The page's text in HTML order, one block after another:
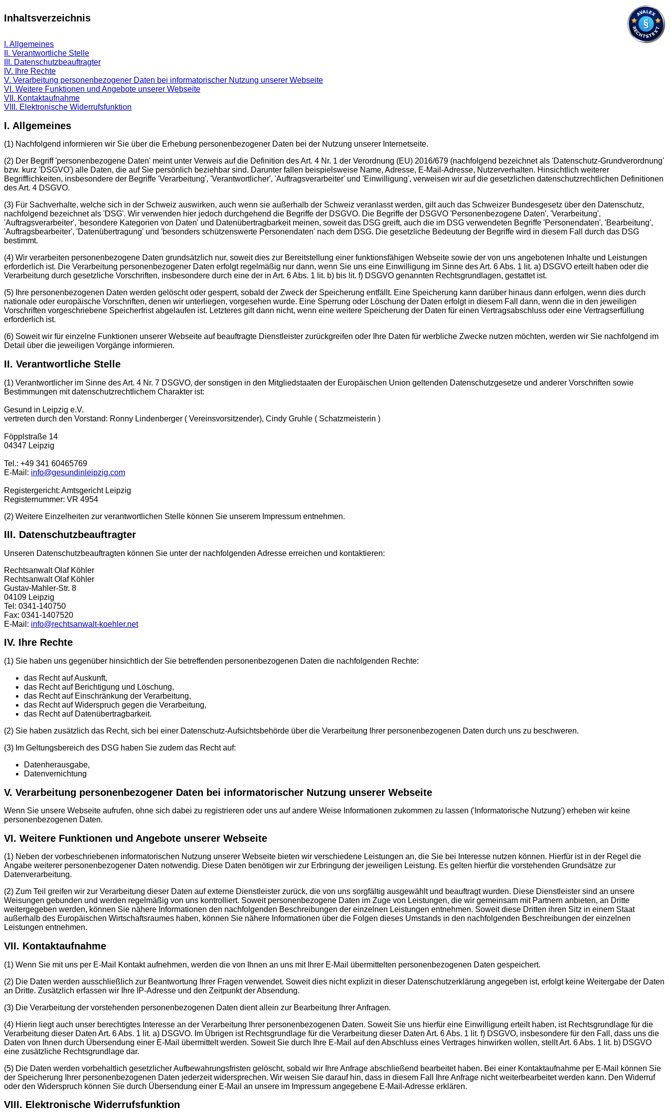
Inhaltsverzeichnis
I. Allgemeines
II. Verantwortliche Stelle
III. Datenschutzbeauftragter
IV. Ihre Rechte
V. Verarbeitung personenbezogener Daten bei informatorischer Nutzung unserer Webseite
VI. Weitere Funktionen und Angebote unserer Webseite
VII. Kontaktaufnahme
VIII. Elektronische Widerrufsfunktion
I. Allgemeines
(1) Nachfolgend informieren wir Sie über die Erhebung personenbezogener Daten bei der Nutzung unserer Internetseite.
(2) Der Begriff 'personenbezogene Daten' meint unter Verweis auf die Definition des Art. 4 Nr. 1 der Verordnung (EU) 2016/679 (nachfolgend bezeichnet als 'Datenschutz-Grundverordnung'
bzw. kurz 'DSGVO') alle Daten, die auf Sie persönlich beziehbar sind. Darunter fallen beispielsweise Name, Adresse, E-Mail-Adresse, Nutzerverhalten. Hinsichtlich weiterer
Begrifflichkeiten, insbesondere der Begriffe 'Verarbeitung', 'Verantwortlicher', 'Auftragsverarbeiter' und 'Einwilligung', verweisen wir auf die gesetzlichen datenschutzrechtlichen Definitionen
des Art. 4 DSGVO.
(3) Für Sachverhalte, welche sich in der Schweiz auswirken, auch wenn sie außerhalb der Schweiz veranlasst werden, gilt auch das Schweizer Bundesgesetz über den Datenschutz,
nachfolgend bezeichnet als 'DSG'. Wir verwenden hier jedoch durchgehend die Begriffe der DSGVO. Die Begriffe der DSGVO 'Personenbezogene Daten', 'Verarbeitung',
'Auftragsverarbeiter', 'besondere Kategorien von Daten' und Datenübertragbarkeit meinen, soweit das DSG greift, auch die im DSG verwendeten Begriffe 'Personendaten', 'Bearbeitung',
'Auftragsbearbeiter', 'Datenübertragung' und 'besonders schützenswerte Personendaten' nach dem DSG. Die gesetzliche Bedeutung der Begriffe wird in diesem Fall durch das DSG
bestimmt.
(4) Wir verarbeiten personenbezogene Daten grundsätzlich nur, soweit dies zur Bereitstellung einer funktionsfähigen Webseite sowie der von uns angebotenen Inhalte und Leistungen
erforderlich ist. Die Verarbeitung personenbezogener Daten erfolgt regelmäßig nur dann, wenn Sie uns eine Einwilligung im Sinne des Art. 6 Abs. 1 lit. a) DSGVO erteilt haben oder die
Verarbeitung durch gesetzliche Vorschriften, insbesondere durch eine der in Art. 6 Abs. 1 lit. b) bis lit. f) DSGVO genannten Rechtsgrundlagen, gestattet ist.
(5) Ihre personenbezogenen Daten werden gelöscht oder gesperrt, sobald der Zweck der Speicherung entfällt. Eine Speicherung kann darüber hinaus dann erfolgen, wenn dies durch
nationale oder europäische Vorschriften, denen wir unterliegen, vorgesehen wurde. Eine Sperrung oder Löschung der Daten erfolgt in diesem Fall dann, wenn die in den jeweiligen
Vorschriften vorgeschriebene Speicherfrist abgelaufen ist. Letzteres gilt dann nicht, wenn eine weitere Speicherung der Daten für einen Vertragsabschluss oder eine Vertragserfüllung
erforderlich ist.
(6) Soweit wir für einzelne Funktionen unserer Webseite auf beauftragte Dienstleister zurückgreifen oder Ihre Daten für werbliche Zwecke nutzen möchten, werden wir Sie nachfolgend im
Detail über die jeweiligen Vorgänge informieren.
II. Verantwortliche Stelle
(1) Verantwortlicher im Sinne des Art. 4 Nr. 7 DSGVO, der sonstigen in den Mitgliedstaaten der Europäischen Union geltenden Datenschutzgesetze und anderer Vorschriften sowie
Bestimmungen mit datenschutzrechtlichem Charakter ist:
Gesund in Leipzig e.V.
vertreten durch den Vorstand: Ronny Lindenberger ( Vereinsvorsitzender), Cindy Gruhle ( Schatzmeisterin )
Föpplstraße 14
04347 Leipzig
Tel.: +49 341 60465769
E-Mail: info@gesundinleipzig.com
Registergericht: Amtsgericht Leipzig
Registernummer: VR 4954
(2) Weitere Einzelheiten zur verantwortlichen Stelle können Sie unserem Impressum entnehmen.
III. Datenschutzbeauftragter
Unseren Datenschutzbeauftragten können Sie unter der nachfolgenden Adresse erreichen und kontaktieren:
Rechtsanwalt Olaf Köhler
Rechtsanwalt Olaf Köhler
Gustav-Mahler-Str. 8
04109 Leipzig
Tel: 0341-140750
Fax: 0341-1407520
E-Mail: info@rechtsanwalt-koehler.net
IV. Ihre Rechte
(1) Sie haben uns gegenüber hinsichtlich der Sie betreffenden personenbezogenen Daten die nachfolgenden Rechte:
das Recht auf Auskunft,
das Recht auf Berichtigung und Löschung,
das Recht auf Einschränkung der Verarbeitung,
das Recht auf Widerspruch gegen die Verarbeitung,
das Recht auf Datenübertragbarkeit.
(2) Sie haben zusätzlich das Recht, sich bei einer Datenschutz-Aufsichtsbehörde über die Verarbeitung Ihrer personenbezogenen Daten durch uns zu beschweren.
(3) Im Geltungsbereich des DSG haben Sie zudem das Recht auf:
Datenherausgabe,
Datenvernichtung
V. Verarbeitung personenbezogener Daten bei informatorischer Nutzung unserer Webseite
Wenn Sie unsere Webseite aufrufen, ohne sich dabei zu registrieren oder uns auf andere Weise Informationen zukommen zu lassen ('Informatorische Nutzung') erheben wir keine
personenbezogenen Daten.
VI. Weitere Funktionen und Angebote unserer Webseite
(1) Neben der vorbeschriebenen informatorischen Nutzung unserer Webseite bieten wir verschiedene Leistungen an, die Sie bei Interesse nutzen können. Hierfür ist in der Regel die
Angabe weiterer personenbezogener Daten notwendig. Diese Daten benötigen wir zur Erbringung der jeweiligen Leistung. Es gelten hierfür die vorstehenden Grundsätze zur
Datenverarbeitung.
(2) Zum Teil greifen wir zur Verarbeitung dieser Daten auf externe Dienstleister zurück, die von uns sorgfältig ausgewählt und beauftragt wurden. Diese Dienstleister sind an unsere
Weisungen gebunden und werden regelmäßig von uns kontrolliert. Soweit personenbezogene Daten im Zuge von Leistungen, die wir gemeinsam mit Partnern anbieten, an Dritte
weitergegeben werden, können Sie nähere Informationen den nachfolgenden Beschreibungen der einzelnen Leistungen entnehmen. Soweit diese Dritten ihren Sitz in einem Staat
außerhalb des Europäischen Wirtschaftsraumes haben, können Sie nähere Informationen über die Folgen dieses Umstands in den nachfolgenden Beschreibungen der einzelnen
Leistungen entnehmen.
VII. Kontaktaufnahme
(1) Wenn Sie mit uns per E-Mail Kontakt aufnehmen, werden die von Ihnen an uns mit Ihrer E-Mail übermittelten personenbezogenen Daten gespeichert.
(2) Die Daten werden ausschließlich zur Beantwortung Ihrer Fragen verwendet. Soweit dies nicht explizit in dieser Datenschutzerklärung angegeben ist, erfolgt keine Weitergabe der Daten
an Dritte. Zusätzlich erfassen wir Ihre IP-Adresse und den Zeitpunkt der Absendung.
(3) Die Verarbeitung der vorstehenden personenbezogenen Daten dient allein zur Bearbeitung Ihrer Anfragen.
(4) Hierin liegt auch unser berechtigtes Interesse an der Verarbeitung Ihrer personenbezogenen Daten. Soweit Sie uns hierfür eine Einwilligung erteilt haben, ist Rechtsgrundlage für die
Verarbeitung dieser Daten Art. 6 Abs. 1 lit. a) DSGVO. Im Übrigen ist Rechtsgrundlage für die Verarbeitung dieser Daten Art. 6 Abs. 1 lit. f) DSGVO, insbesondere für den Fall, dass uns die
Daten von Ihnen durch Übersendung einer E-Mail übermittelt werden. Soweit Sie durch Ihre E-Mail auf den Abschluss eines Vertrages hinwirken wollen, stellt Art. 6 Abs. 1 lit. b) DSGVO
eine zusätzliche Rechtsgrundlage dar.
(5) Die Daten werden vorbehaltlich gesetzlicher Aufbewahrungsfristen gelöscht, sobald wir Ihre Anfrage abschließend bearbeitet haben. Bei einer Kontaktaufnahme per E-Mail können Sie
der Speicherung Ihrer personenbezogenen Daten jederzeit widersprechen. Wir weisen Sie darauf hin, dass in diesem Fall Ihre Anfrage nicht weiterbearbeitet werden kann. Den Widerruf
oder den Widerspruch können Sie durch Übersendung einer E-Mail an unsere im Impressum angegebene E-Mail-Adresse erklären.
VIII. Elektronische Widerrufsfunktion